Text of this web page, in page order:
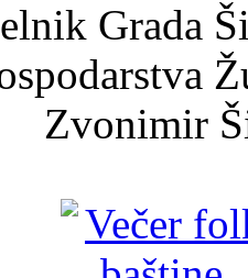
Grada
Zvonimir